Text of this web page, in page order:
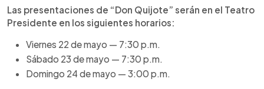
Las presentaciones de “Don Quijote” serán en el Teatro
Presidente en los siguientes horarios:
Viernes 22 de mayo — 7:30 p.m.
Sábado 23 de mayo — 7:30 p.m.
Domingo 24 de mayo — 3:00 p.m.